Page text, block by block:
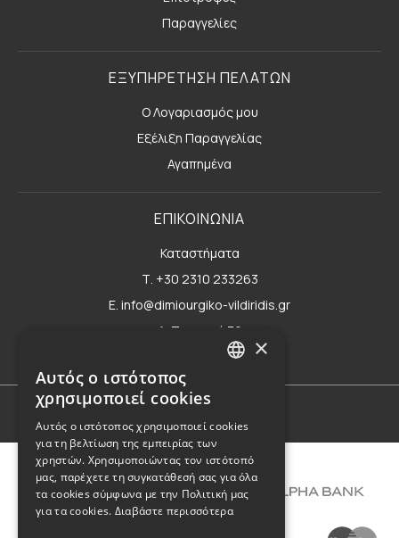
Παραγγελίες
ΕΞΥΠΗΡΕΤΗΣΗ ΠΕΛΑΤΩΝ
Ο Λογαριασμός μου
Εξέλιξη Παραγγελίας
Αγαπημένα
ΕΠΙΚΟΙΝΩΝΙΑ
Καταστήματα
Τ. +30 2310 233263
E. info@dimiourgiko-vildiridis.gr
Δ. Τσιμισκή 70
Φόρμα επικοινωνίας×
Αυτός ο ιστότοπος
χρησιμοποιεί cookies
Αυτός ο ιστότοπος χρησιμοποιεί cookies
για τη βελτίωση της εμπειρίας των
χρηστών. Χρησιμοποιώντας τον ιστότοπό
μας, παρέχετε τη συγκατάθεσή σας για όλα
τα cookies σύμφωνα με την Πολιτική μας
για τα cookies. Διαβάστε περισσότερα